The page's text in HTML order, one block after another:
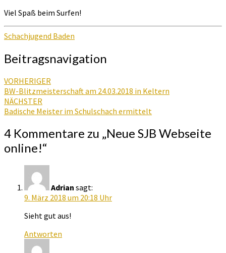
Viel Spaß beim Surfen!
Schachjugend Baden
Beitragsnavigation
VORHERIGER
BW-Blitzmeisterschaft am 24.03.2018 in Keltern
NÄCHSTER
Badische Meister im Schulschach ermittelt
4 Kommentare zu „Neue SJB Webseite
online!“
Adrian sagt:
9. März 2018 um 20:18 Uhr
Sieht gut aus!
Antworten